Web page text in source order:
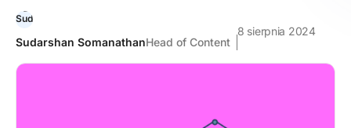
Sudarshan SomanathanHead of Content
8 sierpnia 2024